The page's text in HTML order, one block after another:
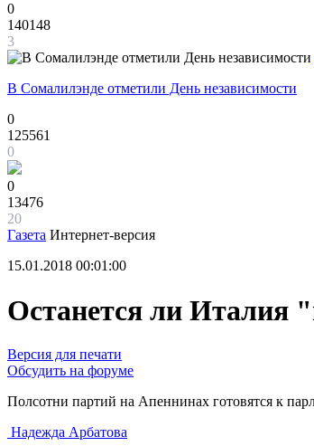
0
140148
3
В Сомалилэнде отметили День независимости
0
125561
0
0
13476
20
Газета Интернет-версия
15.01.2018 00:01:00
Останется ли Италия
Версия для печати
Обсудить на форуме
Полсотни партий на Апеннинах готовятся к
Надежда Арбатова